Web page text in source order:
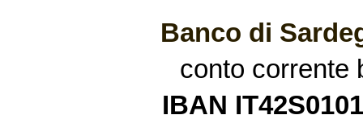
Banco di
conto corrente
IBAN